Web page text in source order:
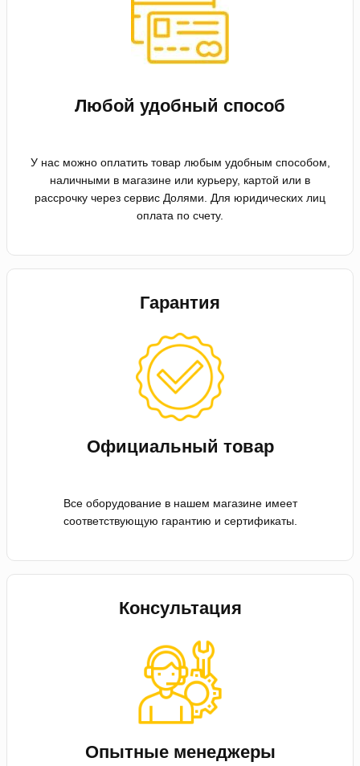
Любой удобный способ
У нас можно оплатить товар любым удобным способом,
наличными в магазине или курьеру, картой или в
рассрочку через сервис Долями. Для юридических лиц
оплата по счету.
Гарантия
Официальный товар
Все оборудование в нашем магазине имеет
соответствующую гарантию и сертификаты.
Консультация
Опытные менеджеры